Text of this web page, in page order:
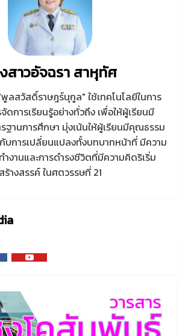
สาวอัจฉรา สาหุทัศ
พูลสวัสดิ์ราษฎร์นุกูล" ใช้เทคโนโลยีในการ
ดการเรียนรู้อย่างทั่วถึง เพื่อให้ผู้เรียนมี
านการศึกษา มุ่งเน้นให้ผู้เรียนมีคุณธรรม
บการเปลี่ยนแปลงทั้งบทบาทหน้าที่ มีความ
งานและการดำรงชีวิตที่มีความคิดริเริ่ม
สร้างสรรค์ ในศตวรรษที่ 21